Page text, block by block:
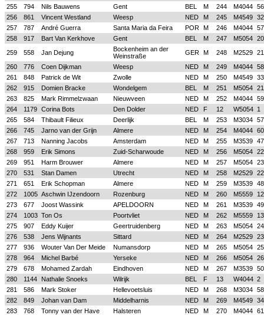
255
794 Nils Bauwens Gent BEL M 244 M4044 56
256
861 Vincent Westland Weesp NED M 245 M4549 32
257
787 André Guerra Santa Maria da Feira POR M 246 M4044 57
258
917 Bart Van Kerkhove Gent BEL M 247 M5054 20
259
558 Jan Dejung
Bockenheim an der
Weinstraße
GER M 248 M2529 21
260
776 Coen Dijkman Weesp NED M 249 M4044 58
261
848 Patrick de Wit Zwolle NED M 250 M4549 33
262
915 Domien Bracke Wondelgem BEL M 251 M5054 21
263
825 Mark Rimmelzwaan Nieuwveen NED M 252 M4044 59
264
1179 Corina Bots Den Dolder NED F 12 W5054 1
265
584 Thibault Filieux Deerlijk BEL M 253 M3034 57
266
745 Jarno van der Grijn Almere NED M 254 M4044 60
267
713 Nanning Jacobs Amsterdam NED M 255 M3539 47
268
959 Erik Simons Zuid-Scharwoude NED M 256 M5054 22
269
951 Harm Brouwer Almere NED M 257 M5054 23
270
531 Stan Damen Utrecht NED M 258 M2529 22
271
651 Erik Schopman Almere NED M 259 M3539 48
272
1005 Aschwin IJzendoorn Rozenburg NED M 260 M5559
12
273
677 Joost Wassink APELDOORN NED M 261 M3539 49
274
1003 Ton Os Poortvliet NED M 262 M5559
13
275
907 Eddy Kuijer Geertruidenberg NED M 263 M5054 24
276
538 Jens Wijnants Sittard NED M 264 M2529 23
277
936 Wouter Van Der Meide Numansdorp NED M 265 M5054 25
278
964 Michel Barbé Yerseke NED M 266 M5054 26
279
678 Mohamed Zardah Eindhoven NED M 267 M3539 50
280
1144 Nathalie Snoeks Wilrijk BEL F 13 W4044 2
281
586 Mark Stoker Hellevoetsluis NED M 268 M3034 58
282
849 Johan van Dam Middelharnis NED M 269 M4549 34
283
768 Tonny van der Have Halsteren NED M 270 M4044 61